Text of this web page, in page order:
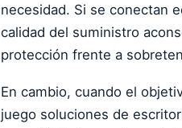
necesidad. Si se conectan
calidad del suministro
protección frente a
En cambio, cuando el
juego soluciones de